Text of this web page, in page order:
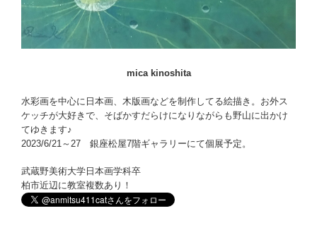
mica kinoshita
水彩画を中心に日本画、木版画などを制作してる絵描き。お外ス
ケッチが大好きで、そばかすだらけになりながらも野山に出かけ
てゆきます♪
2023/6/21～27 銀座松屋7階ギャラリーにて個展予定。
武蔵野美術大学日本画学科卒
柏市近辺に教室複数あり！